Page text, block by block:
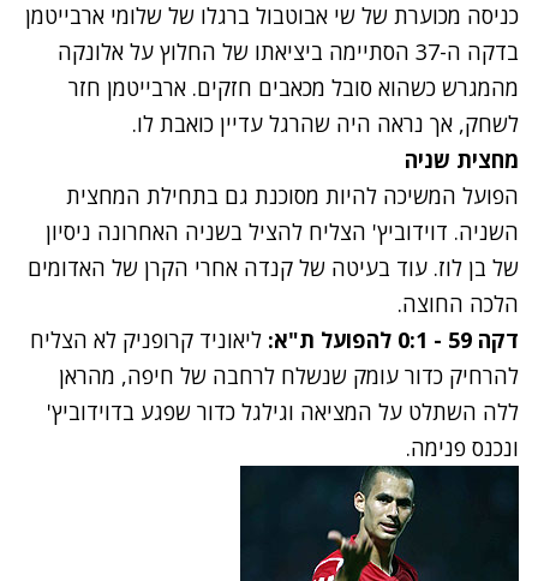
כניסה מכוערת של שי אבוטבול ברגלו של שלומי ארבייטמן
בדקה ה-37 הסתיימה ביציאתו של החלוץ על אלונקה
מהמגרש כשהוא סובל מכאבים חזקים. ארבייטמן חזר
לשחק, אך נראה היה שהרגל עדיין כואבת לו.
מחצית שניה
הפועל המשיכה להיות מסוכנת גם בתחילת המחצית
השניה. דוידוביץ' הצליח להציל בשניה האחרונה ניסיון
של בן לוז. עוד בעיטה של קנדה אחרי הקרן של האדומים
הלכה החוצה.
דקה 59 - 0:1 להפועל ת"א:
ליאוניד קרופניק לא הצליח
להרחיק כדור עומק שנשלח לרחבה של חיפה, מהראן
ללה השתלט על המציאה וגילגל כדור שפגע בדוידוביץ'
ונכנס פנימה.